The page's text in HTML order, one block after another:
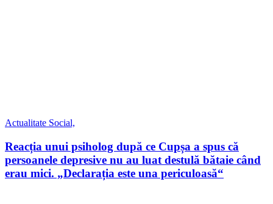
Actualitate Social,
Reacția unui psiholog după ce Cupșa a spus că
persoanele depresive nu au luat destulă bătaie când
erau mici. „Declarația este una periculoasă“